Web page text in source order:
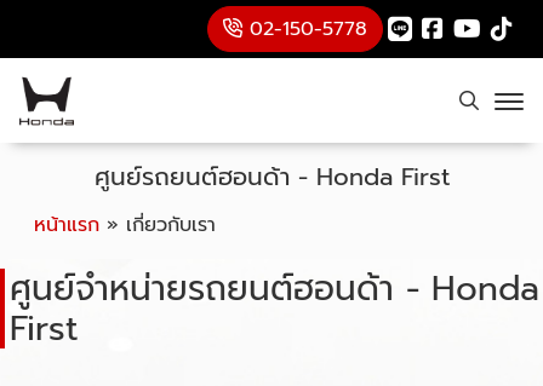
02-150-5778
หน้าแรก » เกี่ยวกับเรา
ศูนย์รถยนต์ฮอนด้า - Honda First
ศูนย์จำหน่ายรถยนต์ฮอนด้า - Honda
First